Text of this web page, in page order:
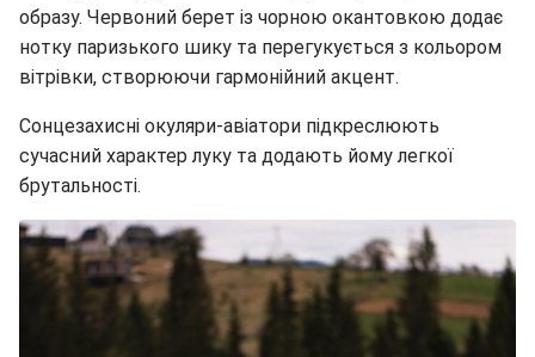
образу. Червоний берет із чорною окантовкою додає
нотку паризького шику та перегукується з кольором
вітрівки, створюючи гармонійний акцент.
Сонцезахисні окуляри-авіатори підкреслюють
сучасний характер луку та додають йому легкої
брутальності.